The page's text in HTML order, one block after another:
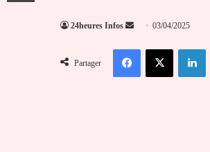
24heures Infos
Envoyer
courriel
03/04/2025
Partager
FacebookX